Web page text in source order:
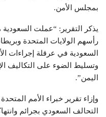
بمجلس الأمن.
يذكر التقرير: “عملت
رأسهم الولايات المتحدة
السعودية في عرقلة إجراءات
وتسليط الضوء على التكاليف
اليمن”.
التحالف السعودي بجرائم